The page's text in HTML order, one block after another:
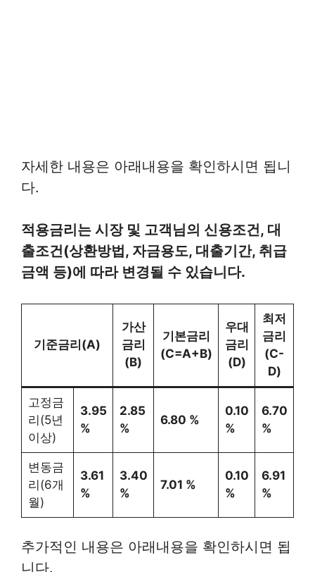
자세한 내용은 아래내용을 확인하시면 됩니
다.
적용금리는 시장 및 고객님의 신용조건, 대
출조건(상환방법, 자금용도, 대출기간, 취급
금액 등)에 따라 변경될 수 있습니다.
기준금리(A)
가산
금리
(B)
기본금리
(C=A+B)
우대
금리
(D)
최저
금리
(C-
D)
고정금
리(5년
이상)
3.95
%
2.85
%
6.80 %
0.10
%
6.70
%
변동금
리(6개
월)
3.61
%
3.40
%
7.01 %
0.10
%
6.91
%
추가적인 내용은 아래내용을 확인하시면 됩
니다.